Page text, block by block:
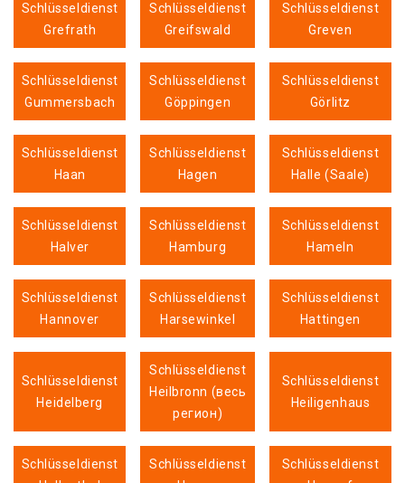
Schlüsseldienst
Grefrath
Schlüsseldienst
Greifswald
Schlüsseldienst
Greven
Schlüsseldienst
Gummersbach
Schlüsseldienst
Göppingen
Schlüsseldienst
Görlitz
Schlüsseldienst
Haan
Schlüsseldienst
Hagen
Schlüsseldienst
Halle (Saale)
Schlüsseldienst
Halver
Schlüsseldienst
Hamburg
Schlüsseldienst
Hameln
Schlüsseldienst
Hannover
Schlüsseldienst
Harsewinkel
Schlüsseldienst
Hattingen
Schlüsseldienst
Heidelberg
Schlüsseldienst
Heilbronn (весь
регион)
Schlüsseldienst
Heiligenhaus
Schlüsseldienst
Schlüsseldienst
Schlüsseldienst